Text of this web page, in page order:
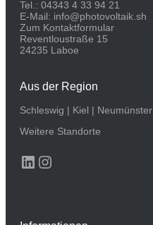
Tel.: 04343 4 33 94 21
E-Mail: info@photovoltaik.sh
Zum Kontaktformular
Reventloustraße 15
24235 Laboe
Aus der Region
Schleswig | Kiel | Neumünster
Weitere Standorte
LinkedIn
Instagram